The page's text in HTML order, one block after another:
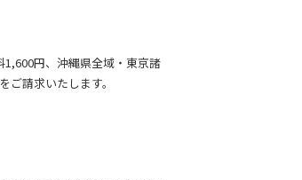
円、沖縄県全域・東京諸
ご請求いたします。